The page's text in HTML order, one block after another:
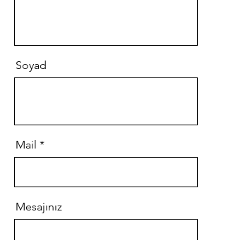
Soyad
Mail
Mesajınız